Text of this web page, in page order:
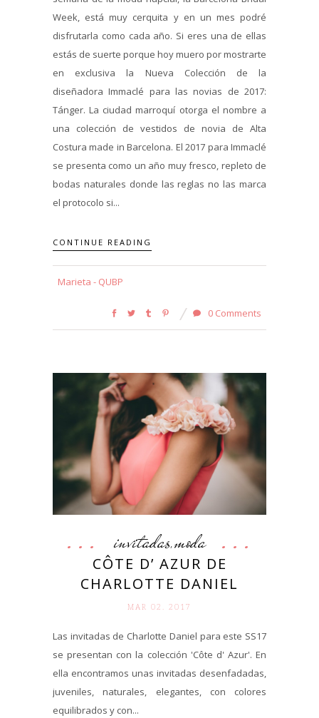
Week, está muy cerquita y en un mes podré
disfrutarla como cada año. Si eres una de ellas
estás de suerte porque hoy muero por mostrarte
en exclusiva la Nueva Colección de la
diseñadora Immaclé para las novias de 2017:
Tánger. La ciudad marroquí otorga el nombre a
una colección de vestidos de novia de Alta
Costura made in Barcelona. El 2017 para Immaclé
se presenta como un año muy fresco, repleto de
bodas naturales donde las reglas no las marca
el protocolo si...
CONTINUE READING
Marieta - QUBP
0 Comments
invitadas,moda
CÔTE D’ AZUR DE
CHARLOTTE DANIEL
MAR 02. 2017
Las invitadas de Charlotte Daniel para este SS17
se presentan con la colección 'Côte d' Azur'. En
ella encontramos unas invitadas desenfadadas,
juveniles, naturales, elegantes, con colores
equilibrados y con...